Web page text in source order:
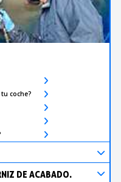
coche?
DE ACABADO.